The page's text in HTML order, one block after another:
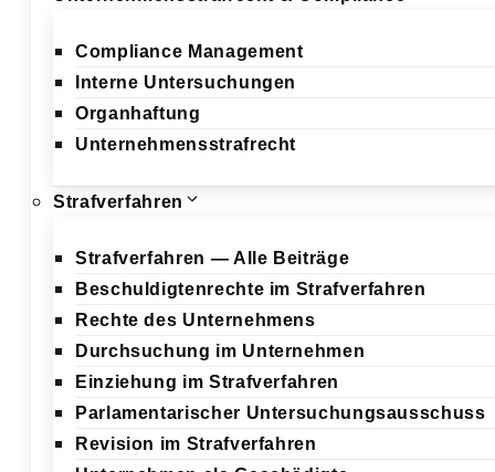
Compliance Management
Interne Untersuchungen
Organhaftung
Unternehmensstrafrecht
Strafverfahren
Strafverfahren — Alle Beiträge
Beschuldigtenrechte im Strafverfahren
Rechte des Unternehmens
Durchsuchung im Unternehmen
Einziehung im Strafverfahren
Parlamentarischer Untersuchungsausschuss
Revision im Strafverfahren